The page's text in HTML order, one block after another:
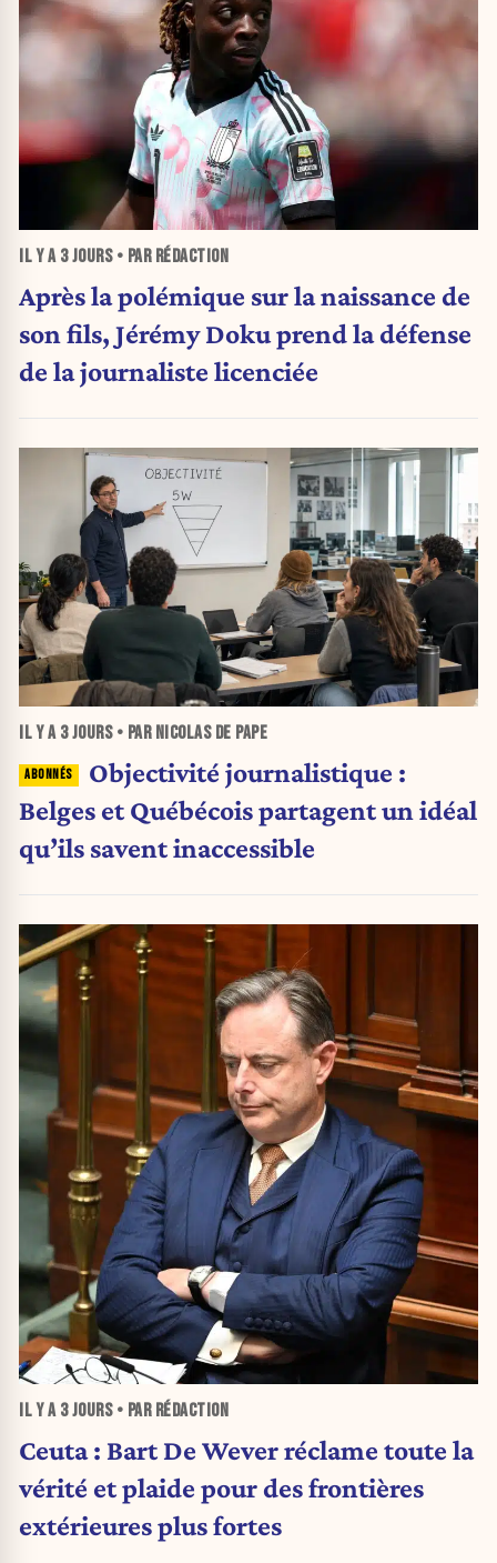
IL Y A 3 JOURS• PAR RÉDACTION
Après la polémique sur la naissance de
son fils, Jérémy Doku prend la défense
de la journaliste licenciée
IL Y A 3 JOURS• PAR NICOLAS DE PAPE
Objectivité journalistique :
Belges et Québécois partagent un idéal
qu’ils savent inaccessible
IL Y A 3 JOURS• PAR RÉDACTION
Ceuta : Bart De Wever réclame toute la
vérité et plaide pour des frontières
extérieures plus fortes